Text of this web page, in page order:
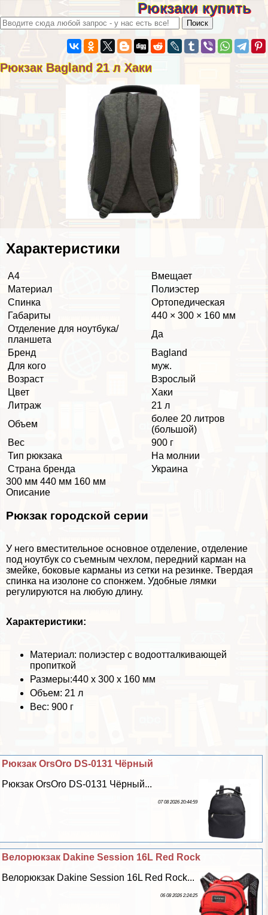
Рюкзаки купить
Рюкзак Bagland 21 л Хаки
Хаpaктеристики
А4
Вмещает
Материал
Полиэстер
Спинка
Ортопедическая
Габариты
440 × 300 × 160 мм
Отделение для ноутбука/
планшета
Да
Бренд
Bagland
Для кого
муж.
Возраст
Взрослый
Цвет
Хаки
Литраж
21 л
Объем
более 20 литров
(большой)
Вес
900 г
Тип рюкзака
На молнии
Страна бренда
Украина
300 мм 440 мм 160 мм
Описание
Рюкзак городской серии
У него вместительное основное отделение, отделение
под ноутбук со съемным чехлом, передний карман на
змейке, боковые карманы из сетки на резинке. Твердая
спинка на изолоне со спонжем. Удобные лямки
регулируются на любую длину.
Хаpaктеристики:
Материал: полиэстер с водоотталкивающей
пропиткой
Размеры:440 х 300 х 160 мм
Объем: 21 л
Вес: 900 г
Рюкзак OrsOro DS-0131 Чёрный
Рюкзак OrsOro DS-0131 Чёрный...
07 08 2026 20:44:59
Велорюкзак Dakine Session 16L Red Rock
Велорюкзак Dakine Session 16L Red Rock...
06 08 2026 2:24:25